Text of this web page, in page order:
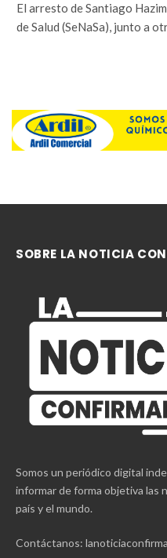
El arresto de Santiago
de Salud (SeNaSa), junto a
SOBRE LA NOTICIA
Somos un periódico digital
informar de forma objetiva las
país y el mundo.
Contáctanos: